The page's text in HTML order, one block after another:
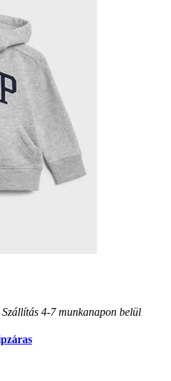
Szállítás 4-7 munkanapon belül